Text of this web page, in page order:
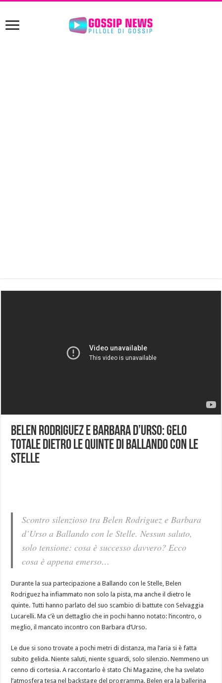
Belen Rodriguez e Barbara d’Urso: gelo
totale dietro le quinte di Ballando con le
Stelle
Scontro silenzioso tra Belen Rodriguez e Barbara
d’Urso a Ballando con le Stelle. Nessun saluto,
solo tensione: cosa è successo davvero? Ecco
cosa è appena emerso…
Durante la sua partecipazione a Ballando con le Stelle, Belen
Rodriguez ha infiammato non solo la pista, ma anche il dietro le
quinte. Tutti hanno parlato del suo scambio di battute con Selvaggia
Lucarelli. Ma c’è un dettaglio che in pochi hanno notato: l’incontro, o
meglio, il mancato incontro con Barbara d’Urso.
Le due si sono trovate a pochi metri di distanza, ma l’aria si è fatta
subito gelida. Niente saluti, niente sguardi, solo silenzio. Nemmeno un
cenno di cortesia. A raccontarlo è stato Chi Magazine, che ha svelato
l’atmosfera tesa nel backstage del programma. Belen era la ballerina